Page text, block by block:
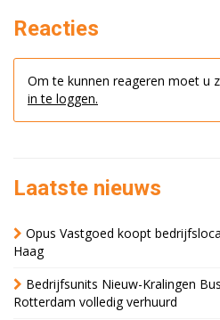
Reacties
Om te kunnen reageren moet u
in te loggen.
Laatste nieuws
Opus Vastgoed koopt
Haag
Bedrijfsunits Nieuw-Kralingen
Rotterdam volledig verhuurd